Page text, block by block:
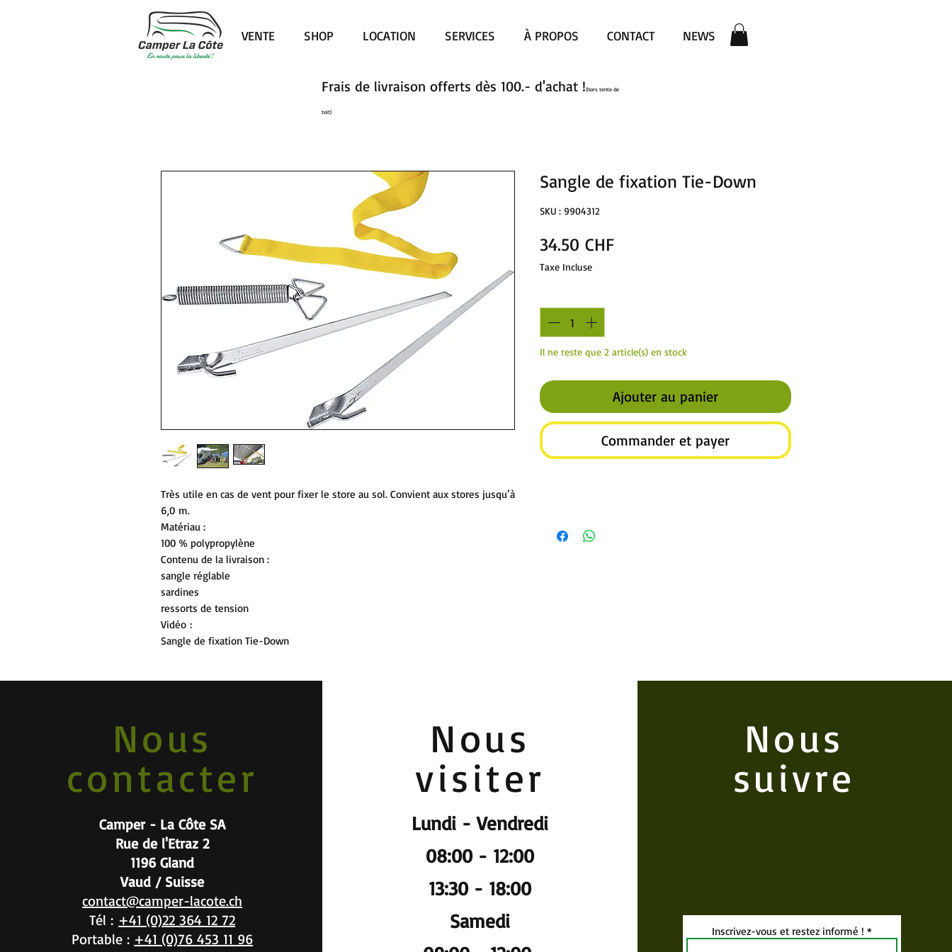
VENTE SHOP LOCATION SERVICES À PROPOS CONTACT NEWS
Très utile en cas de vent pour fixer le store au sol. Convient aux stores jusqu’à
6,0 m.
Matériau :
100 % polypropylène
Contenu de la livraison :
sangle réglable
sardines
ressorts de tension
Vidéo :
Sangle de fixation Tie-Down
Sangle de fixation Tie-Down
SKU : 9904312
34.50 CHFPrix
Taxe Incluse
Il ne reste que 2 article(s) en stock
Ajouter au panier
Commander et payer
Frais de livraison offerts dès 100.- d'achat !(hors tente de
toit)
Nous
contacter
Camper - La Côte SA
Rue de l'Etraz 2
1196 Gland
Vaud / Suisse
contact@camper-lacote.ch
Tél : +41 (0)22 364 12 72
Portable : +41 (0)76 453 11 96
Nous
visiter
Lundi - Vendredi
08:00 - 12:00
13:30 - 18:00
Samedi
Nous
suivre
Inscrivez-vous et restez informé !